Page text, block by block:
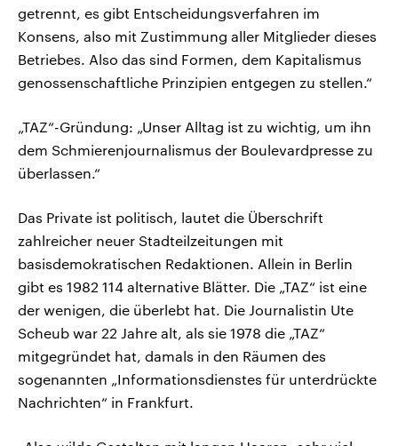
getrennt, es gibt Entscheidungsverfahren im
Konsens, also mit Zustimmung aller Mitglieder dieses
Betriebes. Also das sind Formen, dem Kapitalismus
genossenschaftliche Prinzipien entgegen zu stellen.“
„TAZ“-Gründung: „Unser Alltag ist zu wichtig, um ihn
dem Schmierenjournalismus der Boulevardpresse zu
überlassen.“
Das Private ist politisch, lautet die Überschrift
zahlreicher neuer Stadteilzeitungen mit
basisdemokratischen Redaktionen. Allein in Berlin
gibt es 1982 114 alternative Blätter. Die „TAZ“ ist eine
der wenigen, die überlebt hat. Die Journalistin Ute
Scheub war 22 Jahre alt, als sie 1978 die „TAZ“
mitgegründet hat, damals in den Räumen des
sogenannten „Informationsdienstes für unterdrückte
Nachrichten“ in Frankfurt.